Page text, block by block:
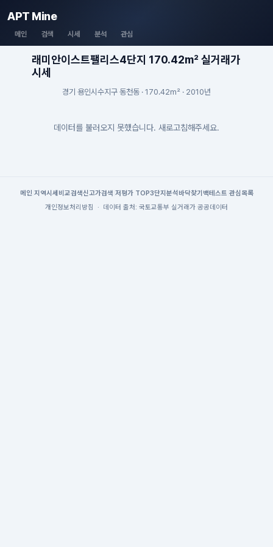
APT Mine
메인 검색 시세 분석 관심
래미안이스트팰리스4단지 170.42m² 실거래가
시세
경기 용인시수지구 동천동 · 170.42m² · 2010년
데이터를 불러오지 못했습니다. 새로고침해주세요.
메인| 지역시세 비교검색신고가검색 저평가 TOP3단지분석 바닥찾기 백테스트 관심목록
개인정보처리방침
· 데이터 출처: 국토교통부 실거래가 공공데이터